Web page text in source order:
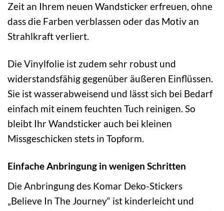
Zeit an Ihrem neuen Wandsticker erfreuen, ohne
dass die Farben verblassen oder das Motiv an
Strahlkraft verliert.
Die Vinylfolie ist zudem sehr robust und
widerstandsfähig gegenüber äußeren Einflüssen.
Sie ist wasserabweisend und lässt sich bei Bedarf
einfach mit einem feuchten Tuch reinigen. So
bleibt Ihr Wandsticker auch bei kleinen
Missgeschicken stets in Topform.
Einfache Anbringung in wenigen Schritten
Die Anbringung des Komar Deko-Stickers
„Believe In The Journey“ ist kinderleicht und